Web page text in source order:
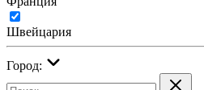
Швейцария
Город: